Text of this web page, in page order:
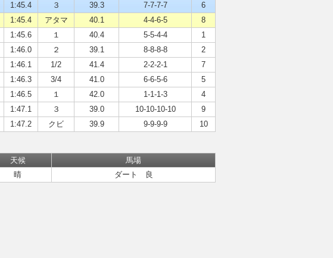
1:45.4 ３ 39.3 7-7-7-7
6
1:45.4 アタマ 40.1 4-4-6-5
8
1:45.6 １ 40.4 5-5-4-4
1
1:46.0 ２ 39.1 8-8-8-8
2
1:46.1 1/2 41.4 2-2-2-1
7
1:46.3 3/4 41.0 6-6-5-6
5
1:46.5 １ 42.0 1-1-1-3
4
1:47.1 ３ 39.0 10-10-10-10
9
1:47.2 クビ 39.9 9-9-9-9 10
天候
馬場
晴
ダート 良